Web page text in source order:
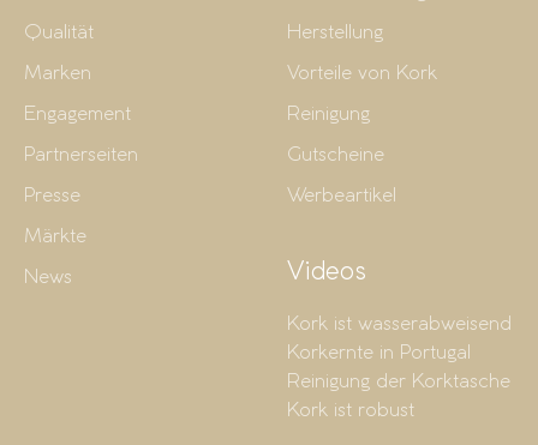
Qualität
Marken
Engagement
Partnerseiten
Presse
Märkte
News
Herstellung
Vorteile von Kork
Reinigung
Gutscheine
Werbeartikel
Videos
Kork ist wasserabweisend
Korkernte in Portugal
Reinigung der Korktasche
Kork ist robust